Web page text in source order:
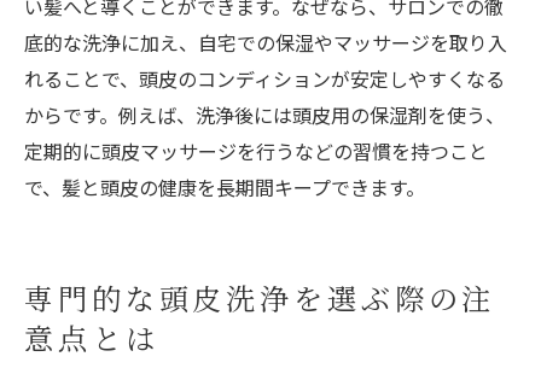
い髪へと導くことができます。なぜなら、サロンでの徹
底的な洗浄に加え、自宅での保湿やマッサージを取り入
れることで、頭皮のコンディションが安定しやすくなる
からです。例えば、洗浄後には頭皮用の保湿剤を使う、
定期的に頭皮マッサージを行うなどの習慣を持つこと
で、髪と頭皮の健康を長期間キープできます。
専門的な頭皮洗浄を選ぶ際の注
意点とは